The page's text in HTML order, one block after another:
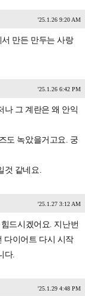
'25.1.26 9:20 AM
만든 만두는 사랑
'25.1.26 6:42 PM
나 그 계란은 왜 안익
도 녹았을거고요. 궁
같네요.
'25.1.27 3:12 AM
드시겠어요. 지난번
다이어트 다시 시작
다.
'25.1.29 4:48 PM